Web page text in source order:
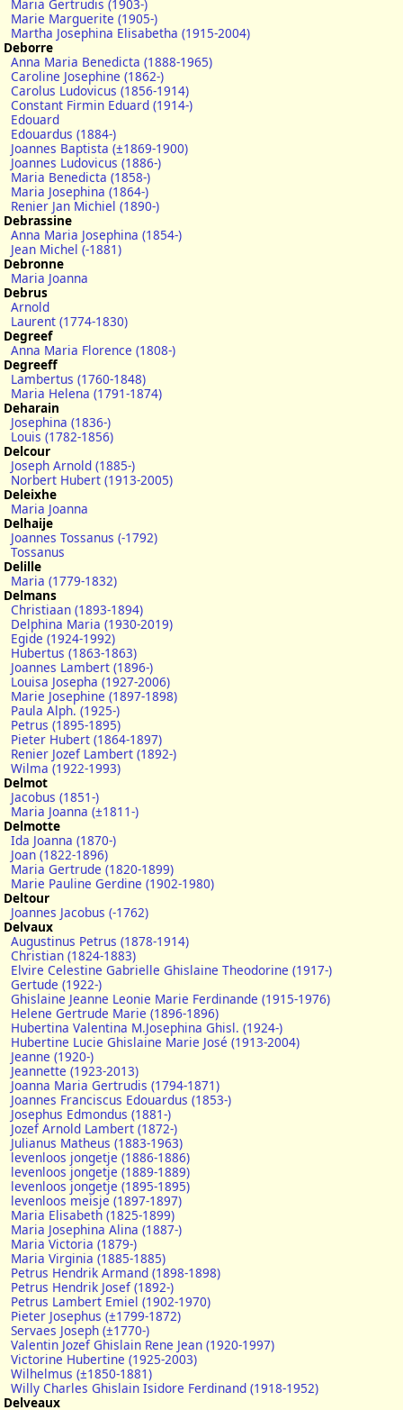
Maria Gertrudis (1903-)
Marie Marguerite (1905-)
Martha Josephina Elisabetha (1915-2004)
Deborre
Anna Maria Benedicta (1888-1965)
Caroline Josephine (1862-)
Carolus Ludovicus (1856-1914)
Constant Firmin Eduard (1914-)
Edouard
Edouardus (1884-)
Joannes Baptista (±1869-1900)
Joannes Ludovicus (1886-)
Maria Benedicta (1858-)
Maria Josephina (1864-)
Renier Jan Michiel (1890-)
Debrassine
Anna Maria Josephina (1854-)
Jean Michel (-1881)
Debronne
Maria Joanna
Debrus
Arnold
Laurent (1774-1830)
Degreef
Anna Maria Florence (1808-)
Degreeff
Lambertus (1760-1848)
Maria Helena (1791-1874)
Deharain
Josephina (1836-)
Louis (1782-1856)
Delcour
Joseph Arnold (1885-)
Norbert Hubert (1913-2005)
Deleixhe
Maria Joanna
Delhaije
Joannes Tossanus (-1792)
Tossanus
Delille
Maria (1779-1832)
Delmans
Christiaan (1893-1894)
Delphina Maria (1930-2019)
Egide (1924-1992)
Hubertus (1863-1863)
Joannes Lambert (1896-)
Louisa Josepha (1927-2006)
Marie Josephine (1897-1898)
Paula Alph. (1925-)
Petrus (1895-1895)
Pieter Hubert (1864-1897)
Renier Jozef Lambert (1892-)
Wilma (1922-1993)
Delmot
Jacobus (1851-)
Maria Joanna (±1811-)
Delmotte
Ida Joanna (1870-)
Joan (1822-1896)
Maria Gertrude (1820-1899)
Marie Pauline Gerdine (1902-1980)
Deltour
Joannes Jacobus (-1762)
Delvaux
Augustinus Petrus (1878-1914)
Christian (1824-1883)
Elvire Celestine Gabrielle Ghislaine Theodorine (1917-)
Gertude (1922-)
Ghislaine Jeanne Leonie Marie Ferdinande (1915-1976)
Helene Gertrude Marie (1896-1896)
Hubertina Valentina M.Josephina Ghisl. (1924-)
Hubertine Lucie Ghislaine Marie José (1913-2004)
Jeanne (1920-)
Jeannette (1923-2013)
Joanna Maria Gertrudis (1794-1871)
Joannes Franciscus Edouardus (1853-)
Josephus Edmondus (1881-)
Jozef Arnold Lambert (1872-)
Julianus Matheus (1883-1963)
levenloos jongetje (1886-1886)
levenloos jongetje (1889-1889)
levenloos jongetje (1895-1895)
levenloos meisje (1897-1897)
Maria Elisabeth (1825-1899)
Maria Josephina Alina (1887-)
Maria Victoria (1879-)
Maria Virginia (1885-1885)
Petrus Hendrik Armand (1898-1898)
Petrus Hendrik Josef (1892-)
Petrus Lambert Emiel (1902-1970)
Pieter Josephus (±1799-1872)
Servaes Joseph (±1770-)
Valentin Jozef Ghislain Rene Jean (1920-1997)
Victorine Hubertine (1925-2003)
Wilhelmus (±1850-1881)
Willy Charles Ghislain Isidore Ferdinand (1918-1952)
Delveaux